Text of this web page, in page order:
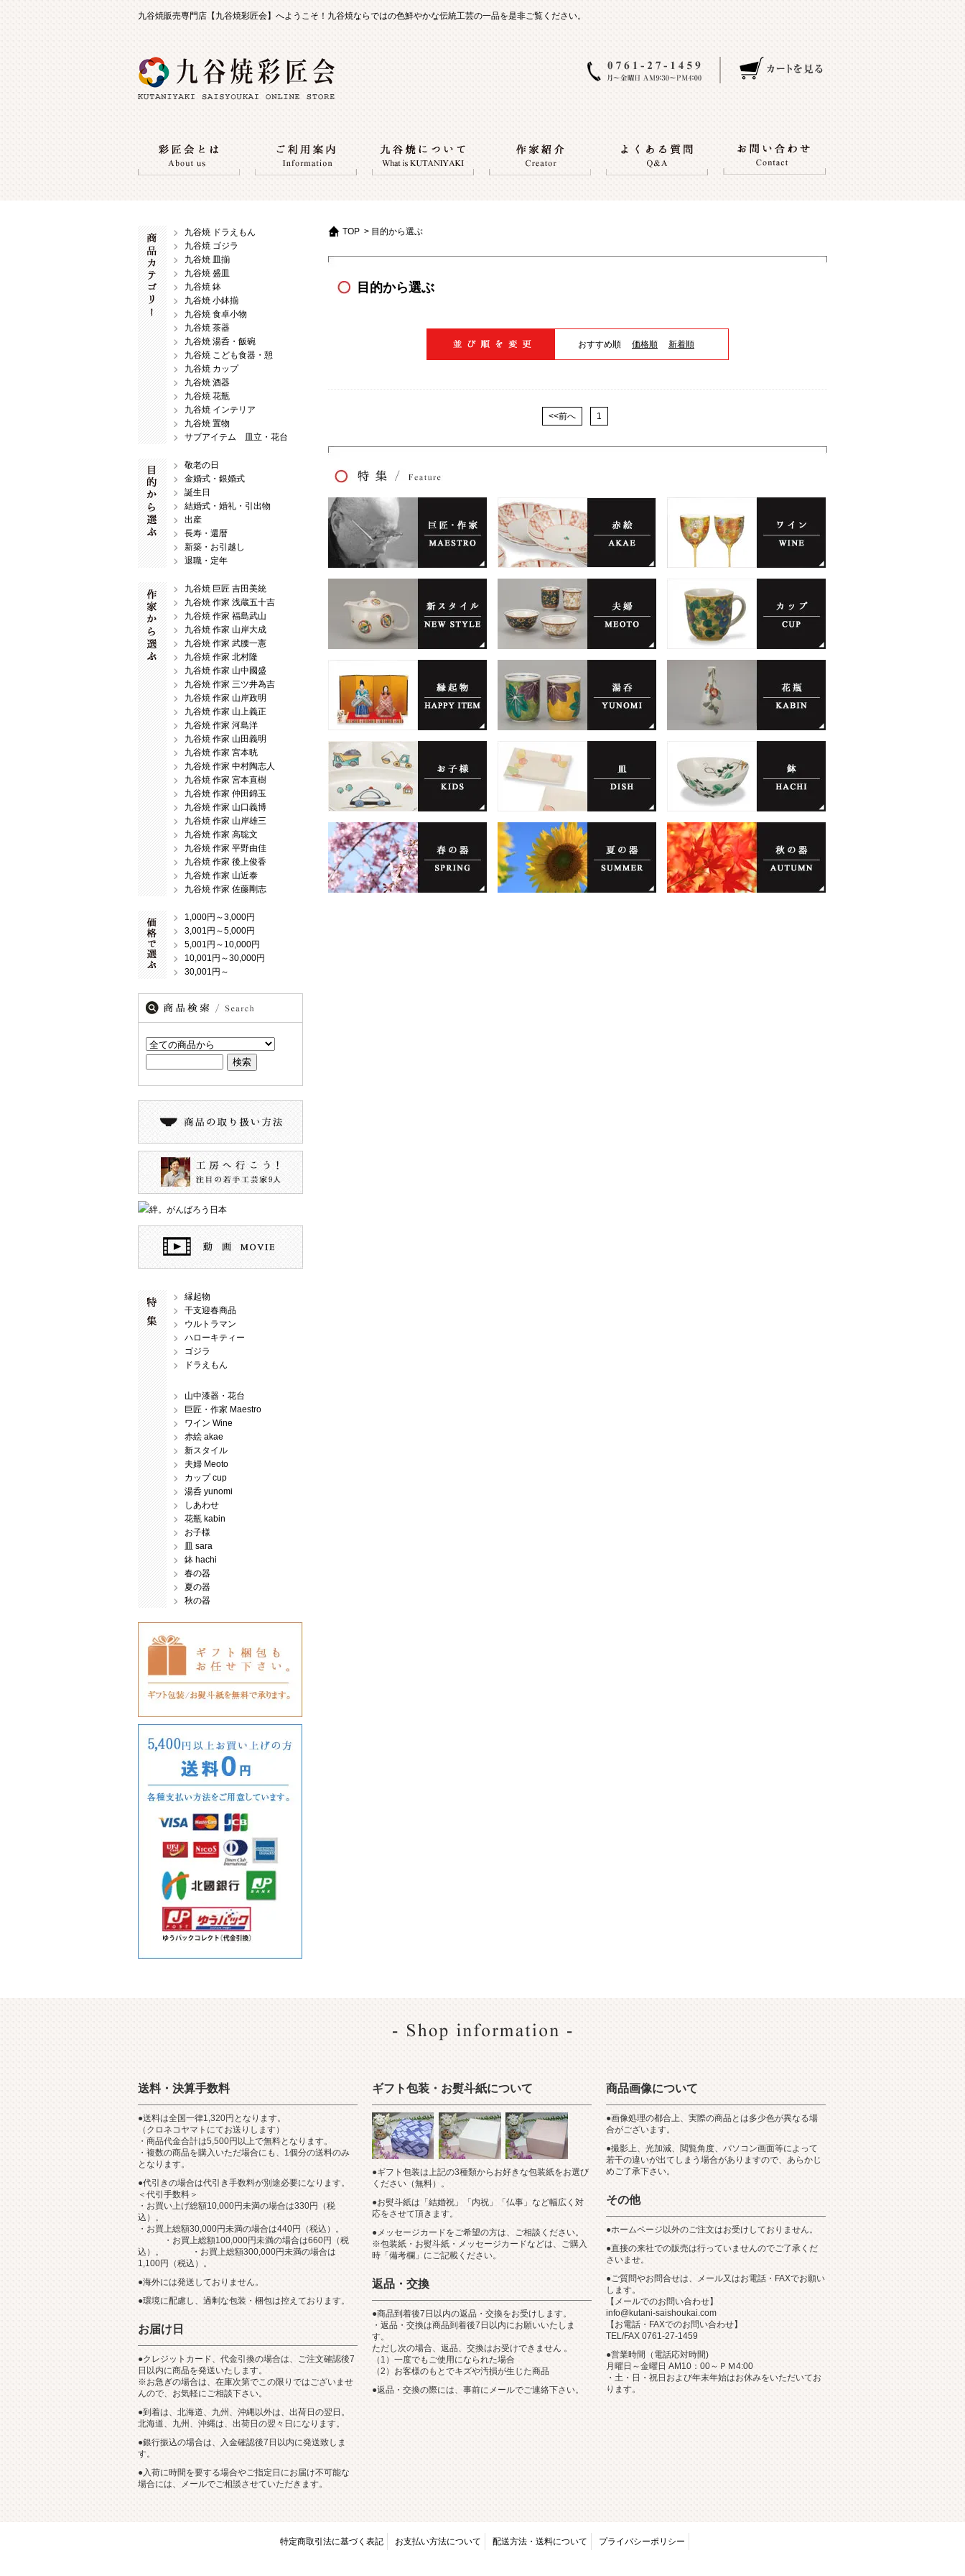
九谷焼販売専門店【九谷焼彩匠会】へようこそ！九谷焼ならではの色鮮やかな伝統工芸の一品を是非ご覧ください。
九谷焼 ドラえもん
九谷焼 ゴジラ
九谷焼 皿揃
九谷焼 盛皿
九谷焼 鉢
九谷焼 小鉢揃
九谷焼 食卓小物
九谷焼 茶器
九谷焼 湯呑・飯碗
九谷焼 こども食器・憩
九谷焼 カップ
九谷焼 酒器
九谷焼 花瓶
九谷焼 インテリア
九谷焼 置物
サブアイテム 皿立・花台
敬老の日
金婚式・銀婚式
誕生日
結婚式・婚礼・引出物
出産
長寿・還暦
新築・お引越し
退職・定年
九谷焼 巨匠 吉田美統
九谷焼 作家 浅蔵五十吉
九谷焼 作家 福島武山
九谷焼 作家 山岸大成
九谷焼 作家 武腰一憲
九谷焼 作家 北村隆
九谷焼 作家 山中國盛
九谷焼 作家 三ツ井為吉
九谷焼 作家 山岸政明
九谷焼 作家 山上義正
九谷焼 作家 河島洋
九谷焼 作家 山田義明
九谷焼 作家 宮本晄
九谷焼 作家 中村陶志人
九谷焼 作家 宮本直樹
九谷焼 作家 仲田錦玉
九谷焼 作家 山口義博
九谷焼 作家 山岸雄三
九谷焼 作家 高聡文
九谷焼 作家 平野由佳
九谷焼 作家 後上俊香
九谷焼 作家 山近泰
九谷焼 作家 佐藤剛志
1,000円～3,000円
3,001円～5,000円
5,001円～10,000円
10,001円～30,000円
30,001円～
縁起物
干支迎春商品
ウルトラマン
ハローキティー
ゴジラ
ドラえもん
山中漆器・花台
巨匠・作家 Maestro
ワイン Wine
赤絵 akae
新スタイル
夫婦 Meoto
カップ cup
湯呑 yunomi
しあわせ
花瓶 kabin
お子様
皿 sara
鉢 hachi
春の器
夏の器
秋の器
TOP > 目的から選ぶ
目的から選ぶ
おすすめ順 価格順 新着順
<<前へ 1
送料・決算手数料
●送料は全国一律1,320円となります。
（クロネコヤマトにてお送りします）
・商品代金合計は5,500円以上で無料となります。
・複数の商品を購入いただ場合にも、1個分の送料のみ
となります。
●代引きの場合は代引き手数料が別途必要になります。
＜代引手数料＞
・お買い上げ総額10,000円未満の場合は330円（税
込）。
・お買上総額30,000円未満の場合は440円（税込）。
・お買上総額100,000円未満の場合は660円（税
込）。 ・お買上総額300,000円未満の場合は
1,100円（税込）。
●海外には発送しておりません。
●環境に配慮し、過剰な包装・梱包は控えております。
お届け日
●クレジットカード、代金引換の場合は、ご注文確認後7
日以内に商品を発送いたします。
※お急ぎの場合は、在庫次第でこの限りではございませ
んので、お気軽にご相談下さい。
●到着は、北海道、九州、沖縄以外は、出荷日の翌日。
北海道、九州、沖縄は、出荷日の翌々日になります。
●銀行振込の場合は、入金確認後7日以内に発送致しま
す。
●入荷に時間を要する場合やご指定日にお届け不可能な
場合には、メールでご相談させていただきます。
ギフト包装・お熨斗紙について
●ギフト包装は上記の3種類からお好きな包装紙をお選び
ください（無料）。
●お熨斗紙は「結婚祝」「内祝」「仏事」など幅広く対
応をさせて頂きます。
●メッセージカードをご希望の方は、ご相談ください。
※包装紙・お熨斗紙・メッセージカードなどは、ご購入
時「備考欄」にご記載ください。
返品・交換
●商品到着後7日以内の返品・交換をお受けします。
・返品・交換は商品到着後7日以内にお願いいたしま
す。
ただし次の場合、返品、交換はお受けできません 。
（1）一度でもご使用になられた場合
（2）お客様のもとでキズや汚損が生じた商品
●返品・交換の際には、事前にメールでご連絡下さい。
商品画像について
●画像処理の都合上、実際の商品とは多少色が異なる場
合がございます。
●撮影上、光加減、閲覧角度、パソコン画面等によって
若干の違いが出てしまう場合がありますので、あらかじ
めご了承下さい。
その他
●ホームページ以外のご注文はお受けしておりません。
●直接の来社での販売は行っていませんのでご了承くだ
さいませ。
●ご質問やお問合せは、メール又はお電話・FAXでお願い
します。
【メールでのお問い合わせ】
info@kutani-saishoukai.com
【お電話・FAXでのお問い合わせ】
TEL/FAX 0761-27-1459
●営業時間（電話応対時間)
月曜日～金曜日 AM10：00～ＰＭ4:00
・土・日・祝日および年末年始はお休みをいただいてお
ります。
特定商取引法に基づく表記 お支払い方法について 配送方法・送料について プライバシーポリシー